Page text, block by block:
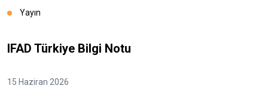
Yayın
IFAD Türkiye Bilgi Notu
15 Haziran 2026